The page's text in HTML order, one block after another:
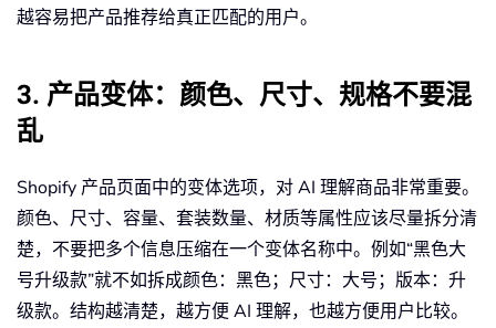
越容易把产品推荐给真正匹配的用户。
3. 产品变体：颜色、尺寸、规格不要混
乱
Shopify 产品页面中的变体选项，对 AI 理解商品非常重要。
颜色、尺寸、容量、套装数量、材质等属性应该尽量拆分清
楚，不要把多个信息压缩在一个变体名称中。例如“黑色大
号升级款”就不如拆成颜色：黑色；尺寸：大号；版本：升
级款。结构越清楚，越方便 AI 理解，也越方便用户比较。